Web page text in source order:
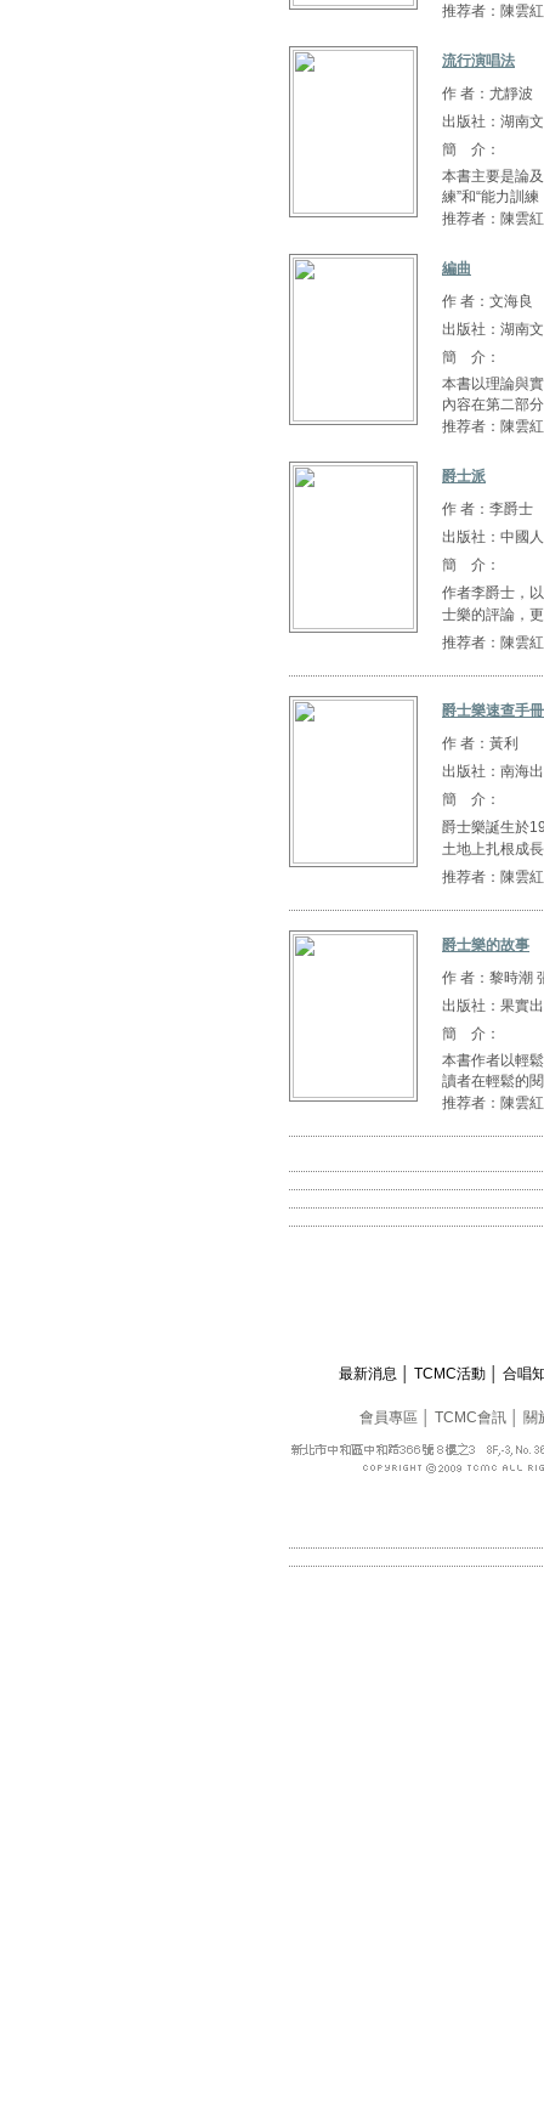
推荐者：陳雲紅
流行演唱法
作 者：尤靜波
出版社：湖南
簡 介：
本書主要是論
練”和“能力訓練
推荐者：陳雲紅
編曲
作 者：文海良
出版社：湖南
簡 介：
本書以理論與
內容在第二部
推荐者：陳雲紅
爵士派
作 者：李爵士
出版社：中國
簡 介：
作者李爵士，
士樂的評論，
推荐者：陳雲紅
爵士樂速查手冊
作 者：黃利
出版社：南海
簡 介：
爵士樂誕生於
土地上扎根成
推荐者：陳雲紅
爵士樂的故事
作 者：黎時潮
出版社：果實
簡 介：
本書作者以輕
讀者在輕鬆的
推荐者：陳雲紅
最新消息 TCMC活動 合唱
會員專區 TCMC會訊 關